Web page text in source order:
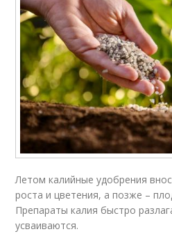
Летом калийные удобрения
роста и цветения, а позже –
Препараты калия быстро
усваиваются.